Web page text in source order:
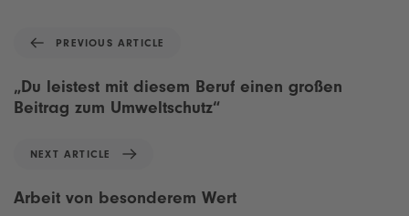
e
v
A
PREVIOUS ARTICLE
„Du leistest mit diesem Beruf einen großen
Beitrag zum Umweltschutz“
x
NEXT ARTICLE
Arbeit von besonderem Wert